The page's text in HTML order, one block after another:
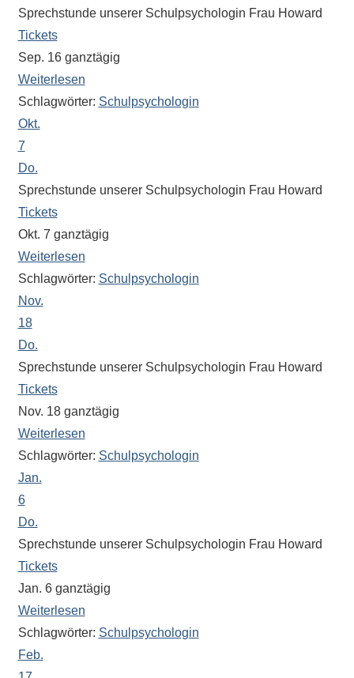
nicht
finden,
stehen
am
Ende
jeder
Seite
verschiedene
Möglichkeiten
der
Suche
zur
Sprechstunde unserer Schulpsychologin Frau Howard
Tickets
Sep. 16 ganztägig
Weiterlesen
Schlagwörter: Schulpsychologin
Okt.
7
Do.
Sprechstunde unserer Schulpsychologin Frau Howard
Tickets
Okt. 7 ganztägig
Weiterlesen
Schlagwörter: Schulpsychologin
Nov.
18
Do.
Sprechstunde unserer Schulpsychologin Frau Howard
Tickets
Nov. 18 ganztägig
Weiterlesen
Schlagwörter: Schulpsychologin
Jan.
6
Do.
Sprechstunde unserer Schulpsychologin Frau Howard
Tickets
Jan. 6 ganztägig
Weiterlesen
Schlagwörter: Schulpsychologin
Feb.